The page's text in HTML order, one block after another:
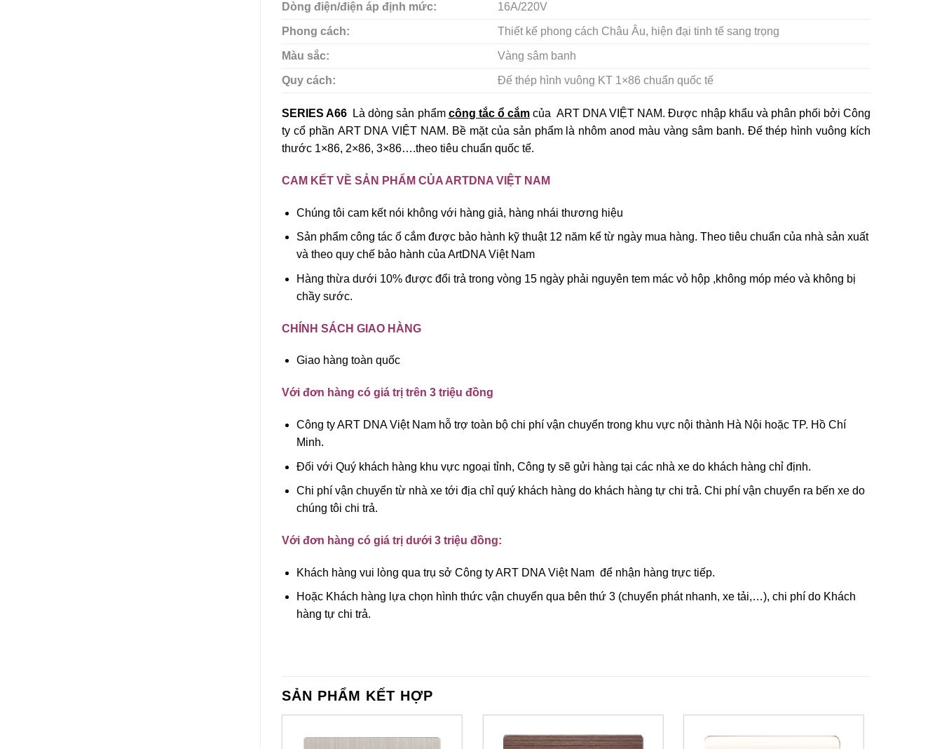
Dòng điện/điện áp định mức: 16A/220V
Phong cách: Thiết kế phong cách Châu Âu, hiện đại tinh tế sang trọng
Màu sắc: Vàng sâm banh
Quy cách: Đế thép hình vuông KT 1×86 chuẩn quốc tế
SERIES A66 Là dòng sản phẩm công tắc ổ cắmcủa ART DNA VIỆT NAM. Được nhập khẩu và phân phối bởi Công
ty cổ phần ART DNA VIỆT NAM. Bề mặt của sản phẩm là nhôm anod màu vàng sâm banh. Đế thép hình vuông kích
thước 1×86, 2×86, 3×86….theo tiêu chuẩn quốc tế.
CAM KẾT VỀ SẢN PHẨM CỦA ARTDNA VIỆT NAM
Chúng tôi cam kết nói không với hàng giả, hàng nhái thương hiệu
Sản phẩm công tác ổ cắm được bảo hành kỹ thuật 12 năm kể từ ngày mua hàng. Theo tiêu chuẩn của nhà sản xuất
và theo quy chế bảo hành của ArtDNA Việt Nam
Hàng thừa dưới 10% được đổi trả trong vòng 15 ngày phải nguyên tem mác vỏ hộp ,không móp méo và không bị
chầy sước.
CHÍNH SÁCH GIAO HÀNG
Giao hàng toàn quốc
Với đơn hàng có giá trị trên 3 triệu đồng
Công ty ART DNA Việt Nam hỗ trợ toàn bộ chi phí vận chuyển trong khu vực nội thành Hà Nội hoặc TP. Hồ Chí
Minh.
Đối với Quý khách hàng khu vực ngoại tỉnh, Công ty sẽ gửi hàng tại các nhà xe do khách hàng chỉ định.
Chi phí vận chuyển từ nhà xe tới địa chỉ quý khách hàng do khách hàng tự chi trả. Chi phí vận chuyển ra bến xe do
chúng tôi chi trả.
Với đơn hàng có giá trị dưới 3 triệu đồng:
Khách hàng vui lòng qua trụ sở Công ty ART DNA Việt Nam để nhận hàng trực tiếp.
Hoặc Khách hàng lựa chọn hình thức vận chuyển qua bên thứ 3 (chuyển phát nhanh, xe tải,…), chi phí do Khách
hàng tự chi trả.
SẢN PHẨM KẾT HỢP